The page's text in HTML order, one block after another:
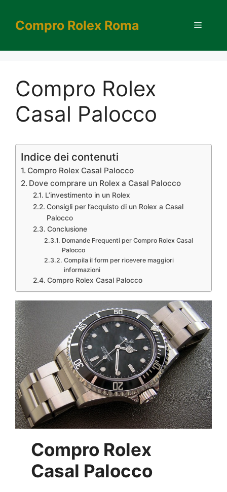
contenuto
Compro Rolex Roma Menu
Compro Rolex
Casal Palocco
Indice dei contenuti
Compro Rolex Casal Palocco
Dove comprare un Rolex a Casal Palocco
L’investimento in un Rolex
Consigli per l’acquisto di un Rolex a Casal
Palocco
Conclusione
Domande Frequenti per Compro Rolex Casal
Palocco
Compila il form per ricevere maggiori
informazioni
Compro Rolex Casal Palocco
Compro Rolex
Casal Palocco